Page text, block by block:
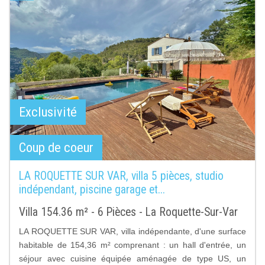
Exclusivité
Coup de coeur
LA ROQUETTE SUR VAR, villa 5 pièces, studio
indépendant, piscine garage et...
Villa 154.36 m² - 6 Pièces - La Roquette-Sur-Var
LA ROQUETTE SUR VAR, villa indépendante, d'une surface
habitable de 154,36 m² comprenant : un hall d'entrée, un
séjour avec cuisine équipée aménagée de type US, un